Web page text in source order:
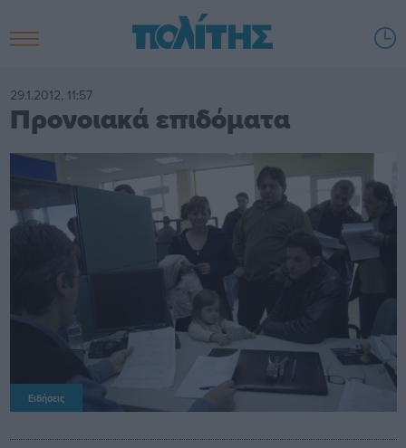
29.1.2012, 11:57
Προνοιακά επιδόματα
Ειδήσεις